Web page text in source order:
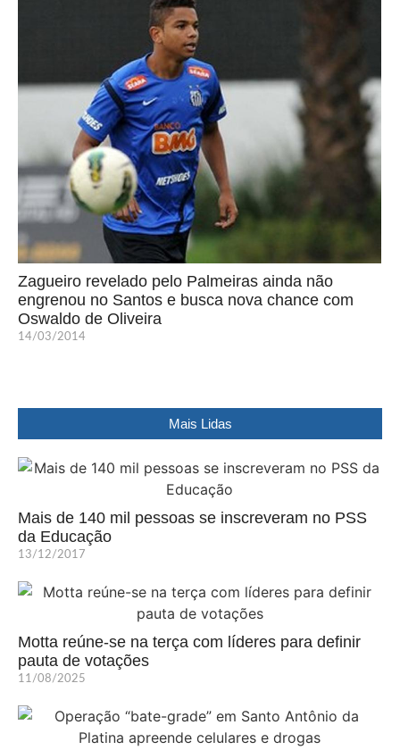
Zagueiro revelado pelo Palmeiras ainda não
engrenou no Santos e busca nova chance com
Oswaldo de Oliveira
14/03/2014
Mais Lidas
Mais de 140 mil pessoas se inscreveram no PSS
da Educação
13/12/2017
Motta reúne-se na terça com líderes para definir
pauta de votações
11/08/2025